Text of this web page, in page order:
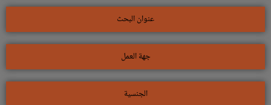
عنوان البحث
جهة العمل
الجنسية